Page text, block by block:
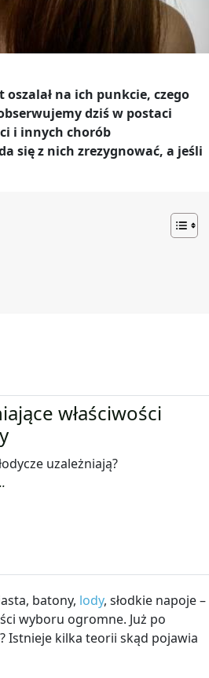
oszalał na ich punkcie, czego
dziś w postaci
i innych chorób
się z nich zrezygnować, a jeśli
właściwości
uzależniają?
batony, lody, słodkie napoje–
wyboru ogromne. Już po
Istnieje kilka teorii skąd pojawia